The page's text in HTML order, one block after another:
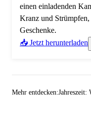
einen einladenden
Kranz und
Geschenke.
📥 Jetzt herunterladen
Mehr entdecken:Jahreszeit: